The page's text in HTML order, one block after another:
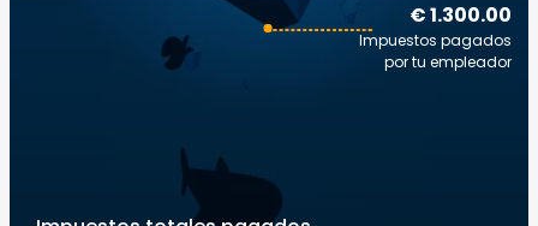
€ 1.300.00
Impuestos pagados
por tu empleador